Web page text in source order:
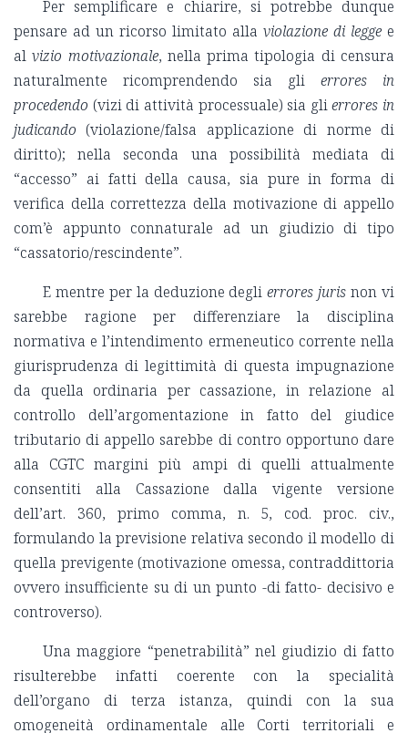
Per semplificare e chiarire, si potrebbe dunque
pensare ad un ricorso limitato alla violazione di legge e
alvizio motivazionale, nella prima tipologia di censura
naturalmente ricomprendendo sia gli errores in
procedendo (vizi di attività processuale) sia glierrores in
judicando (violazione/falsa applicazione di norme di
diritto); nella seconda una possibilità mediata di
“accesso” ai fatti della causa, sia pure in forma di
verifica della correttezza della motivazione di appello
com’è appunto connaturale ad un giudizio di tipo
“cassatorio/rescindente”.
E mentre per la deduzione deglierrores juris non vi
sarebbe ragione per differenziare la disciplina
normativa e l’intendimento ermeneutico corrente nella
giurisprudenza di legittimità di questa impugnazione
da quella ordinaria per cassazione, in relazione al
controllo dell’argomentazione in fatto del giudice
tributario di appello sarebbe di contro opportuno dare
alla CGTC margini più ampi di quelli attualmente
consentiti alla Cassazione dalla vigente versione
dell’art. 360, primo comma, n. 5, cod. proc. civ.,
formulando la previsione relativa secondo il modello di
quella previgente (motivazione omessa, contraddittoria
ovvero insufficiente su di un punto -di fatto- decisivo e
controverso).
Una maggiore “penetrabilità” nel giudizio di fatto
risulterebbe infatti coerente con la specialità
dell’organo di terza istanza, quindi con la sua
omogeneità ordinamentale alle Corti territoriali e